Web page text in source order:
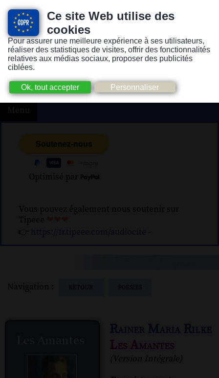
Ce site Web utilise des
cookies
Pour assurer une meilleure expérience à ses utilisateurs,
réaliser des statistiques de visites, offrir des fonctionnalités
relatives aux médias sociaux, proposer des publicités
ciblées.
Version pour personnes mal-voyantes ou non-voyantes
Menu
Optimisé par
Vous pouvez également nous soutenir sur
Tipeee
👉
-
Navigation :
Les Amantes
(Version Intégrale)